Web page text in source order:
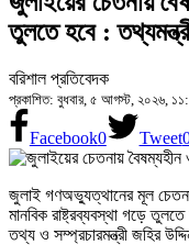
তুলতে হবে :
বরিশাল প্রতিবেদক
প্রকাশিত: বুধবার, ৫ আগস্ট, ২০২৬,
Facebook0 Tweet
জুলাই গণঅভ্যুত্থানের মূল
মানবিক রাষ্ট্রব্যবস্থা গড়ে
তথ্য ও সম্প্রচারমন্ত্রী জহির